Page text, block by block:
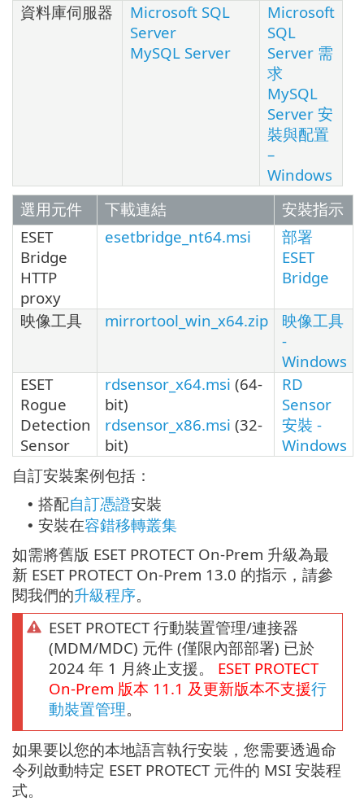
資料庫伺服器
Microsoft SQL
Server
MySQL Server
Microsoft
SQL
Server 需
求
MySQL
Server 安
裝與配置
–
Windows
選用元件
下載連結
安裝指示
ESET
Bridge
HTTP
proxy
esetbridge_nt64.msi
部署
ESET
Bridge
映像工具 mirrortool_win_x64.zip
映像工具
-
Windows
ESET
Rogue
Detection
Sensor
rdsensor_x64.msi (64-
bit)
rdsensor_x86.msi (32-
bit)
RD
Sensor
安裝 -
Windows
自訂安裝案例包括：
• 搭配自訂憑證安裝
• 安裝在容錯移轉叢集
如需將舊版 ESET PROTECT On-Prem 升級為最
新 ESET PROTECT On-Prem 13.0 的指示，請參
閱我們的升級程序。
ESET PROTECT 行動裝置管理/連接器
(MDM/MDC) 元件 (僅限內部部署) 已於
2024 年 1 月終止支援。 ESET PROTECT
On-Prem 版本 11.1 及更新版本不支援行
動裝置管理。
如果要以您的本地語言執行安裝，您需要透過命
令列啟動特定 ESET PROTECT 元件的 MSI 安裝程
式。